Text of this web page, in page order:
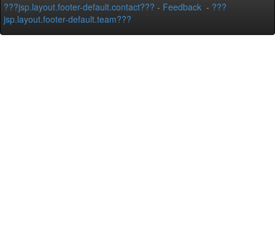
???jsp.layout.footer-default.contact??? - Feedback - ???
jsp.layout.footer-default.team???